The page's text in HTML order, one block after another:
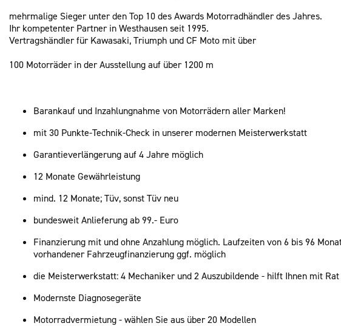
mehrmalige Sieger unter den Top 10 des Awards Motorradhändler des Jahres.
Ihr kompetenter Partner in Westhausen seit 1995.
Vertragshändler für Kawasaki, Triumph und CF Moto mit über
100 Motorräder in der Ausstellung auf über 1200 m
Barankauf und Inzahlungnahme von Motorrädern aller Marken!
mit 30 Punkte-Technik-Check in unserer modernen Meisterwerkstatt
Garantieverlängerung auf 4 Jahre möglich
12 Monate Gewährleistung
mind. 12 Monate; Tüv, sonst Tüv neu
bundesweit Anlieferung ab 99.- Euro
Finanzierung mit und ohne Anzahlung möglich. Laufzeiten von 6 bis 96
vorhandener Fahrzeugfinanzierung ggf. möglich
die Meisterwerkstatt: 4 Mechaniker und 2 Auszubildende - hilft Ihnen mit Rat
Modernste Diagnosegeräte
Motorradvermietung - wählen Sie aus über 20 Modellen